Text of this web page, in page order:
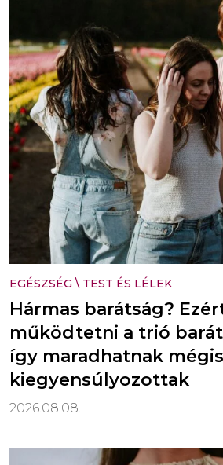
EGÉSZSÉG \ TEST ÉS LÉLEK
Hármas barátság?
működtetni a trió
így maradhatnak mégis
kiegyensúlyozottak
2026.08.08.